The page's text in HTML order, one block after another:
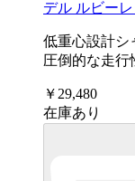
デル ルビー
低重心設計シ
圧倒的な走行
￥29,480
在庫あり